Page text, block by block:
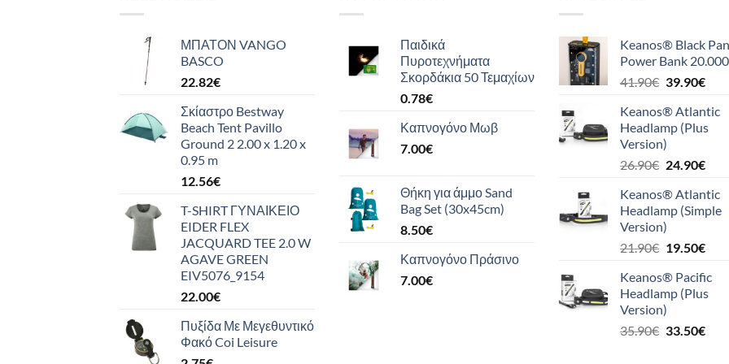
ΜΠΑΤΟΝ VANGO
BASCO
22.82€
Σκίαστρο Bestway
Beach Tent Pavillo
Ground 2 2.00 x 1.20 x
0.95 m
12.56€
T-SHIRT ΓΥΝΑΙΚΕΙΟ
EIDER FLEX
JACQUARD TEE 2.0 W
AGAVE GREEN
EIV5076_9154
22.00€
Πυξίδα Με Μεγεθυντικό
Φακό Coi Leisure
Παιδικά
Πυροτεχνήματα
Σκορδάκια 50 Τεμαχίων
0.78€
Καπνογόνο Μωβ
7.00€
Θήκη για άμμο Sand
Bag Set (30x45cm)
8.50€
Καπνογόνο Πράσινο
7.00€
Keanos® Black
Power Bank 20.000
41.90€ Original
was:
41.90€.
39.90€Η
τιμή
είναι:
Keanos® Atlantic
Headlamp (Plus
Version)
26.90€ Original
was:
26.90€.
24.90€Η
τιμή
είναι:
Keanos® Atlantic
Headlamp (Simple
Version)
21.90€ Original
was:
21.90€.
19.50€Η
τιμή
είναι:
Keanos® Pacific
Headlamp (Plus
Version)
35.90€ Original
33.50€Η